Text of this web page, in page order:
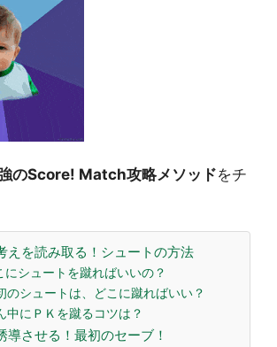
のScore! Match攻略メソッドをチ
えを読み取る！シュートの方法
シュートを蹴ればいいの？
シュートは、どこに蹴ればいい？
にＰＫを蹴るコツは？
させる！最初のセーブ！